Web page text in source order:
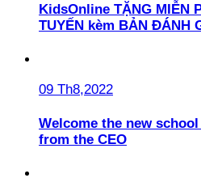
KidsOnline TẶNG MIỄN
TUYẾN kèm BẢN ĐÁNH
09 Th8,2022
Welcome the new
from the CEO